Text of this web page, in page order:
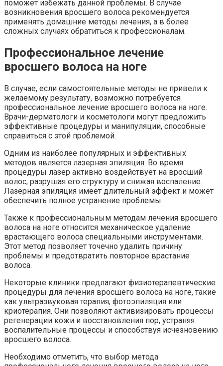
поможет избежать данной проблемы. В случае
возникновения вросшего волоса рекомендуется
применять домашние методы лечения, а в более
сложных случаях обратиться к профессионалам.
Профессиональное лечение
вросшего волоса на ноге
В случае, если самостоятельные методы не привели к
желаемому результату, возможно потребуется
профессиональное лечение вросшего волоса на ноге.
Врачи-дерматологи и косметологи могут предложить
эффективные процедуры и манипуляции, способные
справиться с этой проблемой.
Одним из наиболее популярных и эффективных
методов является лазерная эпиляция. Во время
процедуры лазер активно воздействует на вросший
волос, разрушая его структуру и снижая воспаление.
Лазерная эпиляция имеет длительный эффект и может
обеспечить полное устранение проблемы.
Также к профессиональным методам лечения вросшего
волоса на ноге относится механическое удаление
врастающего волоса специальными инструментами.
Этот метод позволяет точечно удалить причину
проблемы и предотвратить повторное врастание
волоса.
Некоторые клиники предлагают физиотерапевтические
процедуры для лечения вросшего волоса на ноге, такие
как ультразвуковая терапия, фотоэпиляция или
криотерапия. Они позволяют активизировать процессы
регенерации кожи и восстановления пор, устраняя
воспалительные процессы и способствуя исчезновению
вросшего волоса.
Необходимо отметить, что выбор метода